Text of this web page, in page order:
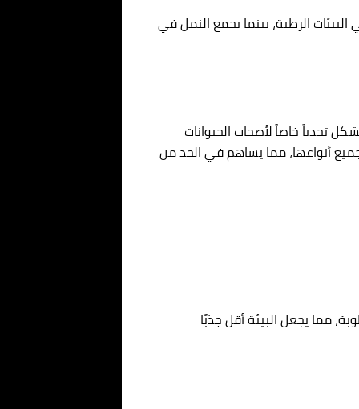
الرطبة، بينما يجمع النمل في
تحدياً خاصاً لأصحاب الحيوانات
أنواعها، مما يساهم في الحد من
مما يجعل البيئة أقل جذبًا